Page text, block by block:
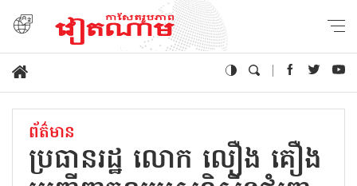
ព័ត៌មាន
ប្រធានរដ្ឋ លោក លឿង គឿង